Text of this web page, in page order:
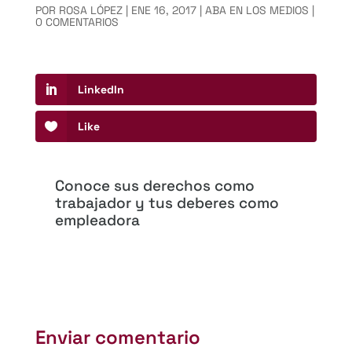
POR ROSA LÓPEZ| ENE 16, 2017| ABA EN LOS MEDIOS |
0 COMENTARIOS
LinkedIn
Like
Conoce sus derechos como
trabajador y tus deberes como
empleadora
Enviar comentario